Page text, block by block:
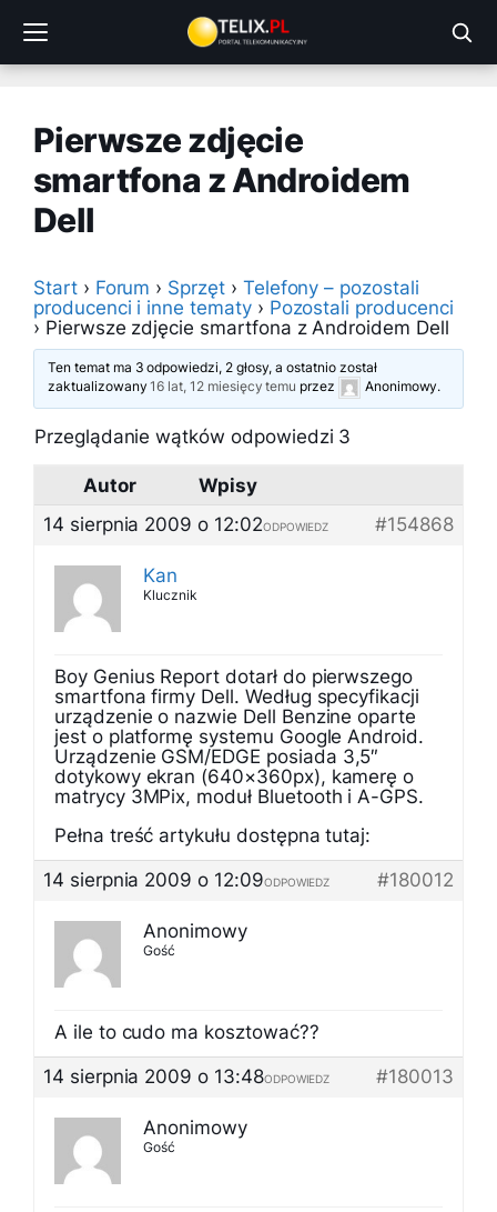
treści
Pierwsze zdjęcie
smartfona z Androidem
Dell
Start › Forum › Sprzęt › Telefony – pozostali
producenci i inne tematy › Pozostali producenci
› Pierwsze zdjęcie smartfona z Androidem Dell
Ten temat ma 3 odpowiedzi, 2 głosy, a ostatnio został
zaktualizowany16 lat, 12 miesięcy temu przez Anonimowy.
Przeglądanie wątków odpowiedzi 3
Autor
Wpisy
14 sierpnia 2009 o 12:02
#154868
ODPOWIEDZ
Kan
Klucznik
Boy Genius Report dotarł do pierwszego
smartfona firmy Dell. Według specyfikacji
urządzenie o nazwie Dell Benzine oparte
jest o platformę systemu Google Android.
Urządzenie GSM/EDGE posiada 3,5″
dotykowy ekran (640×360px), kamerę o
matrycy 3MPix, moduł Bluetooth i A-GPS.
Pełna treść artykułu dostępna tutaj:
14 sierpnia 2009 o 12:09
#180012
ODPOWIEDZ
Anonimowy
Gość
A ile to cudo ma kosztować??
14 sierpnia 2009 o 13:48
#180013
ODPOWIEDZ
Anonimowy
Gość